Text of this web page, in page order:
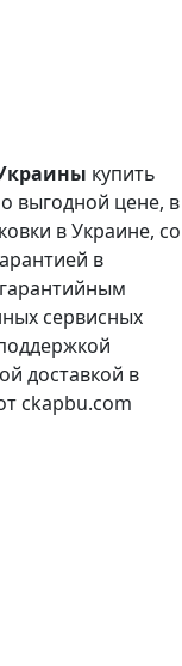
купить
выгодной цене, в
в Украине, со
в
сервисных
доставкой в
ckapbu.com